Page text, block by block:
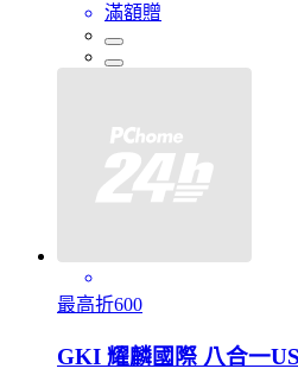
滿額贈
最高折600
GKI 耀麟國際 八合一